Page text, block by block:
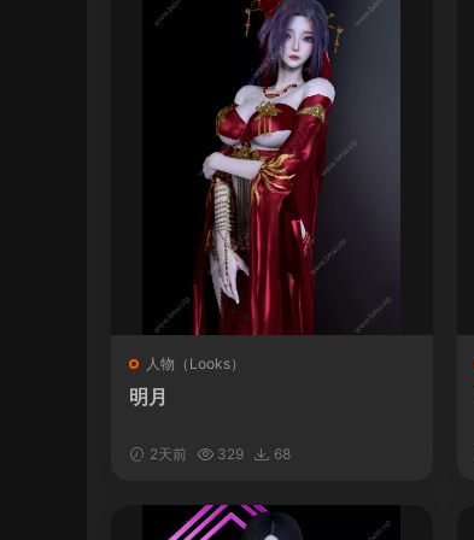
人物（Looks）
明月
2天前 329 68